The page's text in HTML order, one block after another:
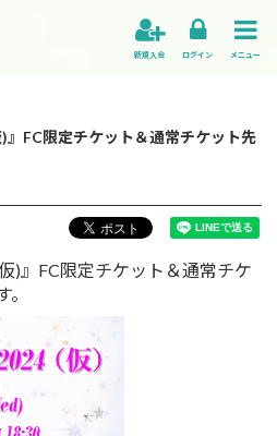
新規入会 ログイン メニュー
』FC限定チケット＆通常チケット先
仮)』FC限定チケット＆通常チケ